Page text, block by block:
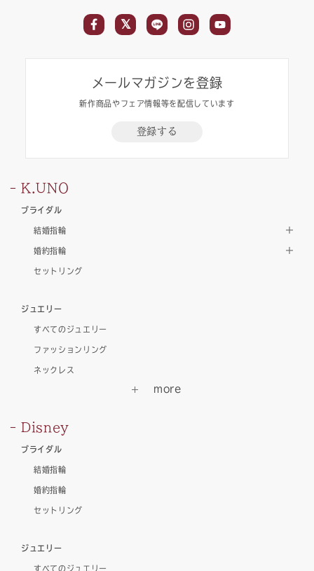
メールマガジンを登録
新作商品やフェア情報等を配信しています
登録する
K.UNO
ブライダル
結婚指輪
婚約指輪
セットリング
ジュエリー
すべてのジュエリー
ファッションリング
ネックレス
Disney
ブライダル
結婚指輪
婚約指輪
セットリング
ジュエリー
すべてのジュエリー